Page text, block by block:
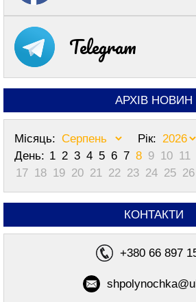
Telegram
АРХІВ НОВИН
Місяць:
Рік:
День: 1 2 3 4 5 6 7 8 9 10 11
17 18 19 20 21 22 23 24 25 26
КОНТАКТИ
+380 66 897